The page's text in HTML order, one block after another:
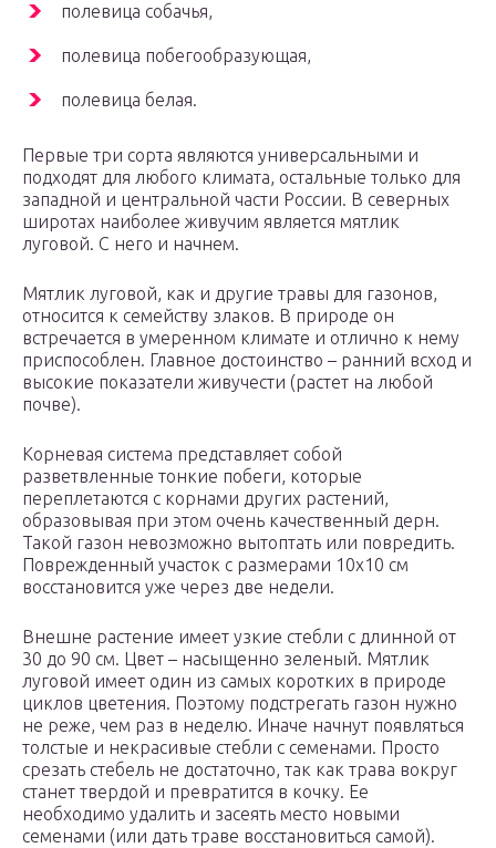
полевица собачья,
полевица побегообразующая,
полевица белая.
Первые три сорта являются универсальными и
подходят для любого климата, остальные только для
западной и центральной части России. В северных
широтах наиболее живучим является мятлик
луговой. С него и начнем.
Мятлик луговой, как и другие травы для газонов,
относится к семейству злаков. В природе он
встречается в умеренном климате и отлично к нему
приспособлен. Главное достоинство – ранний всход и
высокие показатели живучести (растет на любой
почве).
Корневая система представляет собой
разветвленные тонкие побеги, которые
переплетаются с корнами других растений,
образовывая при этом очень качественный дерн.
Такой газон невозможно вытоптать или повредить.
Поврежденный участок с размерами 10х10 см
восстановится уже через две недели.
Внешне растение имеет узкие стебли с длинной от
30 до 90 см. Цвет – насыщенно зеленый. Мятлик
луговой имеет один из самых коротких в природе
циклов цветения. Поэтому подстрегать газон нужно
не реже, чем раз в неделю. Иначе начнут появляться
толстые и некрасивые стебли с семенами. Просто
срезать стебель не достаточно, так как трава вокруг
станет твердой и превратится в кочку. Ее
необходимо удалить и засеять место новыми
семенами (или дать траве восстановиться самой).